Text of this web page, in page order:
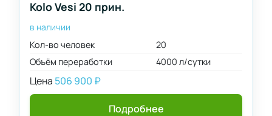
Kolo Vesi 20 прин.
в наличии
Кол-во человек
20
Объём переработки
4000 л/сутки
Цена 506 900 ₽
Подробнее